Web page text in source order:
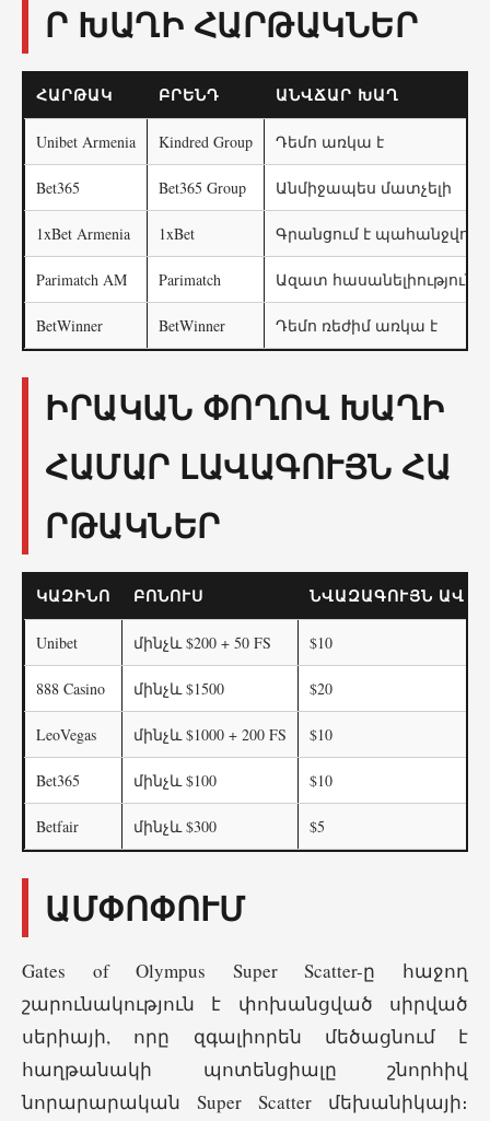
Ր ԽԱՂԻ ՀԱՐԹԱԿՆԵՐ
ՀԱՐԹԱԿ ԲՐԵՆԴ ԱՆՎՃԱՐ ԽԱՂ
Unibet Armenia Kindred Group Դեմո առկա է
Bet365 Bet365 Group Անմիջապես մատչելի
1xBet Armenia 1xBet Գրանցում է պահանջվում
Parimatch AM Parimatch Ազատ հասանելիություն
BetWinner BetWinner Դեմո ռեժիմ առկա է
ԻՐԱԿԱՆ ՓՈՂՈՎ ԽԱՂԻ
ՀԱՄԱՐ ԼԱՎԱԳՈՒՅՆ ՀԱ
ՐԹԱԿՆԵՐ
ԿԱԶԻՆՈ ԲՈՆՈՒՍ ՆՎԱԶԱԳՈՒՅՆ
Unibet մինչև $200 + 50 FS $10
888 Casino մինչև $1500 $20
LeoVegas մինչև $1000 + 200 FS $10
Bet365 մինչև $100 $10
Betfair մինչև $300 $5
ԱՄՓՈՓՈՒՄ
Gates of Olympus Super Scatter-ը հաջող
շարունակություն է փոխանցված սիրված
սերիայի, որը զգալիորեն մեծացնում է
հաղթանակի պոտենցիալը շնորհիվ
նորարարական Super Scatter մեխանիկայի։